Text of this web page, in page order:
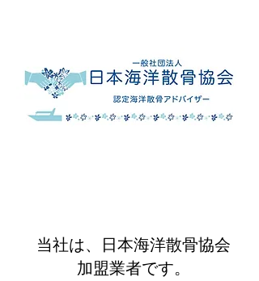
当社は、日本海洋散骨協会
加盟業者です。